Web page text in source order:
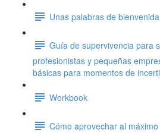
Unas palabras de bienvenida
Guía de supervivencia para
profesionistas y pequeñas
básicas para momentos de
Workbook
Cómo aprovechar al